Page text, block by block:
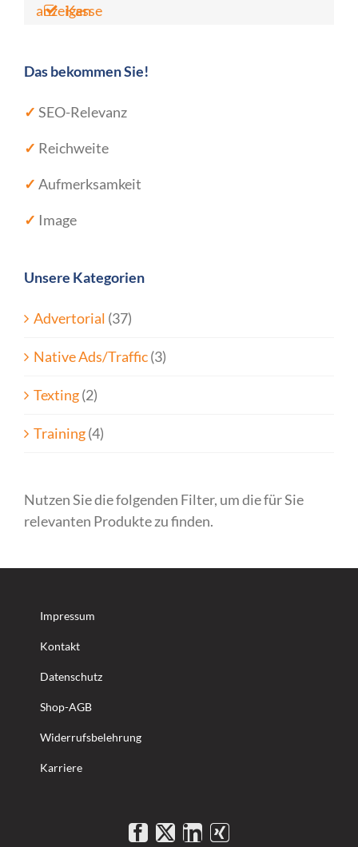
anzeigen
Kasse
Das bekommen Sie!
✓ SEO-Relevanz
✓ Reichweite
✓ Aufmerksamkeit
✓ Image
Unsere Kategorien
Advertorial (37)
Native Ads/Traffic(3)
Texting(2)
Training(4)
Nutzen Sie die folgenden Filter, um die für Sie
relevanten Produkte zu finden.
Impressum
Kontakt
Datenschutz
Shop-AGB
Widerrufsbelehrung
Karriere